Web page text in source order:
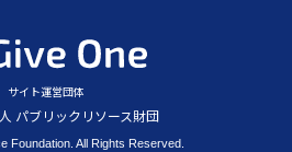
サイト運営団体
パブリックリソース財団
Foundation. All Rights Reserved.